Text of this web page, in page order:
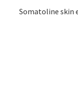
Somatoline skin